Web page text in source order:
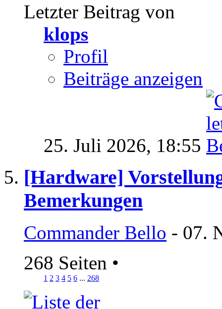
Letzter Beitrag von
klops
Profil
Beiträge anzeigen
25. Juli 2026, 18:55
[Hardware]
Bemerkungen
Commander Bello - 07.
268 Seiten •
1 2 3 4 5 6 ... 268